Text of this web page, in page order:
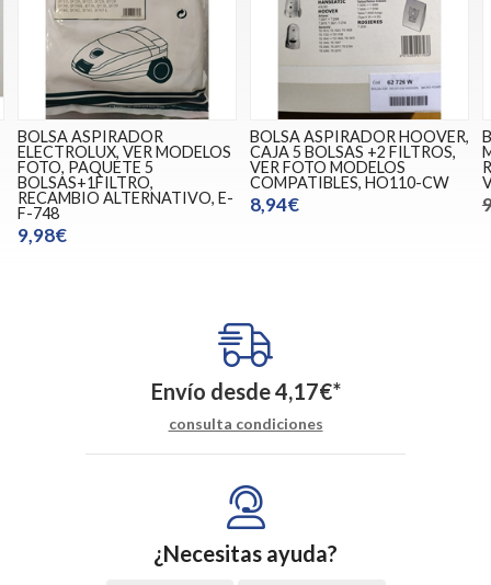
BOLSA ASPIRADOR
ELECTROLUX, VER MODELOS
FOTO, PAQUETE 5
BOLSAS+1FILTRO,
RECAMBIO ALTERNATIVO, E-
F-748
9,98€
BOLSA ASPIRADOR HOOVER,
CAJA 5 BOLSAS +2 FILTROS,
VER FOTO MODELOS
COMPATIBLES, HO110-CW
8,94€
Envío desde4,17€*
consulta condiciones
¿Necesitas ayuda?